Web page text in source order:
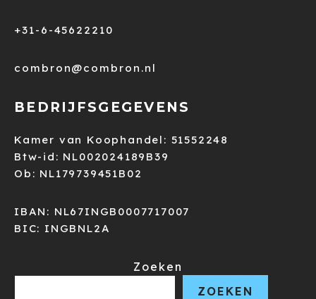
+31-6-45622210
combron@combron.nl
BEDRIJFSGEGEVENS
Kamer van Koophandel: 51552248
Btw-id: NL002024189B39
Ob: NL179739451B02
IBAN: NL67INGB0007717007
BIC: INGBNL2A
Zoeken
ZOEKEN